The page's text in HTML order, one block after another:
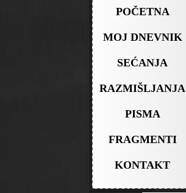
POČETNA
MOJ DNEVNIK
SEĆANJA
RAZMIŠLJANJA
PISMA
FRAGMENTI
KONTAKT